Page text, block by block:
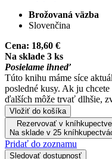
Brožovaná väzba
Slovenčina
Cena: 18,60 €
Na sklade 3 ks
Posielame ihneď
Túto knihu máme síce
posledné kusy. Ak ju
ďalších môže trvať dlhšie,
Vložiť do košíka
Rezervovať v kníhkupectve
Na sklade v 25
Pridať do zoznamu
Sledovať dostupnosť